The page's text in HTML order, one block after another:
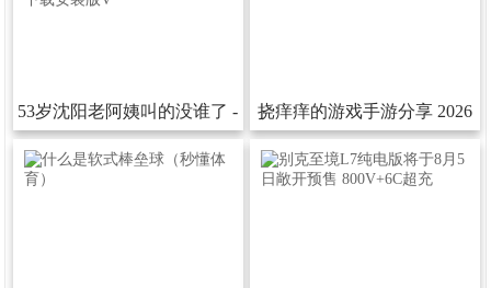
53岁沈阳老阿姨叫的没谁了-
53岁沈阳老阿姨叫的没谁了下
挠痒痒的游戏手游分享2026
热门的挠痒痒的游戏汇总